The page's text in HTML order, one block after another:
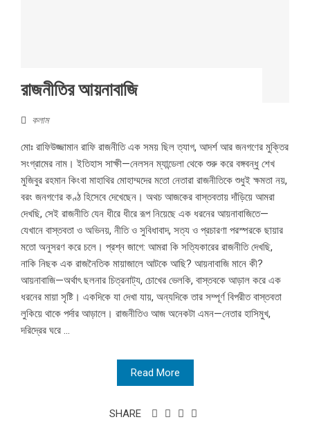
রাজনীতির আয়নাবাজি
কলাম
মোঃ রাফিউজ্জামান রাফি রাজনীতি এক সময় ছিল ত্যাগ, আদর্শ আর জনগণের মুক্তির
সংগ্রামের নাম। ইতিহাস সাক্ষী—নেলসন ম্যান্ডেলা থেকে শুরু করে বঙ্গবন্ধু শেখ
মুজিবুর রহমান কিংবা মাহাথির মোহাম্মদের মতো নেতারা রাজনীতিকে শুধুই ক্ষমতা নয়,
বরং জনগণের কণ্ঠ হিসেবে দেখেছেন। অথচ আজকের বাস্তবতায় দাঁড়িয়ে আমরা
দেখছি, সেই রাজনীতি যেন ধীরে ধীরে রূপ নিয়েছে এক ধরনের আয়নাবাজিতে—
যেখানে বাস্তবতা ও অভিনয়, নীতি ও সুবিধাবাদ, সত্য ও প্রচারণা পরস্পরকে ছায়ার
মতো অনুসরণ করে চলে। প্রশ্ন জাগে: আমরা কি সত্যিকারের রাজনীতি দেখছি,
নাকি নিছক এক রাজনৈতিক মায়াজালে আটকে আছি? আয়নাবাজি মানে কী?
আয়নাবাজি—অর্থাৎ ছলনার চিত্রনাট্য, চোখের ভেলকি, বাস্তবকে আড়াল করে এক
ধরনের মায়া সৃষ্টি। একদিকে যা দেখা যায়, অন্যদিকে তার সম্পূর্ণ বিপরীত বাস্তবতা
লুকিয়ে থাকে পর্দার আড়ালে। রাজনীতিও আজ অনেকটা এমন—নেতার হাসিমুখ,
দরিদ্রের ঘরে ...
Read More
SHARE